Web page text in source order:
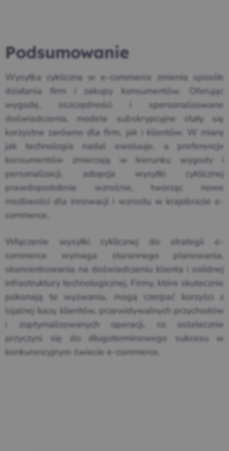
Podsumowanie
Wysyłka cykliczna w e-commerce zmienia sposób
działania firm i zakupy konsumentów. Oferując
wygodę, oszczędności i spersonalizowane
doświadczenia, modele subskrypcyjne stały się
korzystne zarówno dla firm, jak i klientów. W miarę
jak technologia nadal ewoluuje, a preferencje
konsumentów zmierzają w kierunku wygody i
personalizacji, adopcja wysyłki cyklicznej
prawdopodobnie wzrośnie, tworząc nowe
możliwości dla innowacji i wzrostu w krajobrazie e-
commerce.
Włączenie wysyłki cyklicznej do strategii e-
commerce wymaga starannego planowania,
skoncentrowania na doświadczeniu klienta i solidnej
infrastruktury technologicznej. Firmy, które skutecznie
pokonają te wyzwania, mogą czerpać korzyści z
lojalnej bazy klientów, przewidywalnych przychodów
i zoptymalizowanych operacji, co ostatecznie
przyczyni się do długoterminowego sukcesu w
konkurencyjnym świecie e-commerce.